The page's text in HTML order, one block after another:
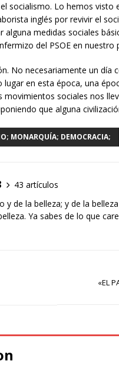
socialismo. Lo hemos visto
inglés por revivir el
alguna medidas sociales
del PSOE en nuestro
No necesariamente un día
en esta época, una
movimientos sociales nos
que alguna
MONARQUÍA; DEMOCRACIA;
43 artículos
y de la belleza; y de la
Ya sabes de lo que
«EL